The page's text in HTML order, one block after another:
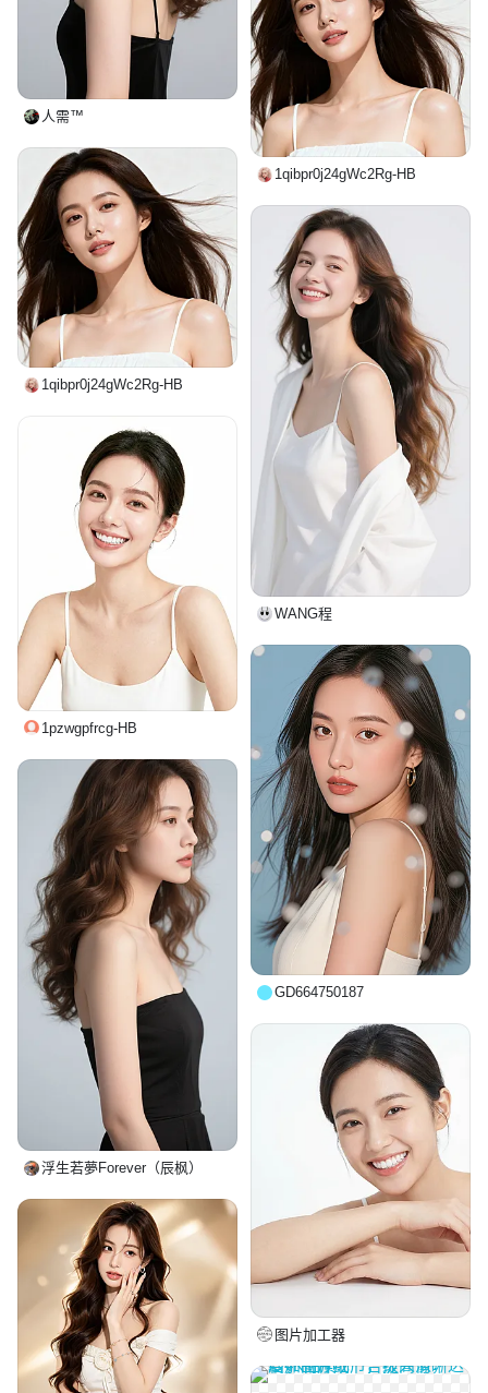
人需™
1qibpr0j24gWc2Rg-HB
1qibpr0j24gWc2Rg-HB
WANG程
1pzwgpfrcg-HB
GD664750187
浮生若夢Forever（辰枫）
图片加工器